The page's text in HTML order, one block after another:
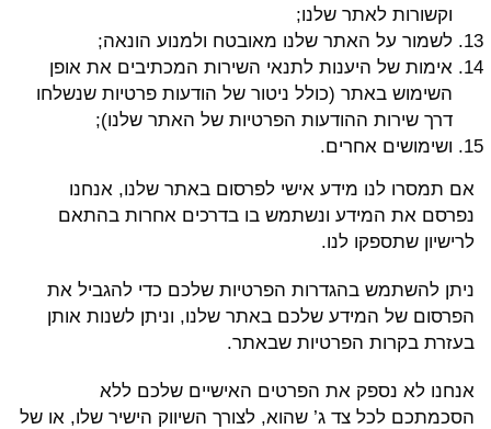
וקשורות לאתר שלנו;
לשמור על האתר שלנו מאובטח ולמנוע הונאה;
אימות של היענות לתנאי השירות המכתיבים את אופן
השימוש באתר (כולל ניטור של הודעות פרטיות שנשלחו
דרך שירות ההודעות הפרטיות של האתר שלנו);
ושימושים אחרים.
אם תמסרו לנו מידע אישי לפרסום באתר שלנו, אנחנו
נפרסם את המידע ונשתמש בו בדרכים אחרות בהתאם
לרישיון שתספקו לנו.
ניתן להשתמש בהגדרות הפרטיות שלכם כדי להגביל את
הפרסום של המידע שלכם באתר שלנו, וניתן לשנות אותן
בעזרת בקרות הפרטיות שבאתר.
אנחנו לא נספק את הפרטים האישיים שלכם ללא
הסכמתכם לכל צד ג’ שהוא, לצורך השיווק הישיר שלו, או של